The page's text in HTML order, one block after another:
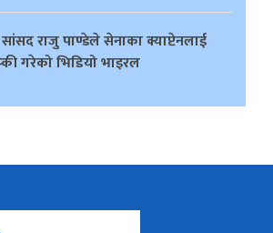
सांसद राजु पाण्डेले सेनाका क्याप्टेनलाई
गरेको भिडियो भाइरल